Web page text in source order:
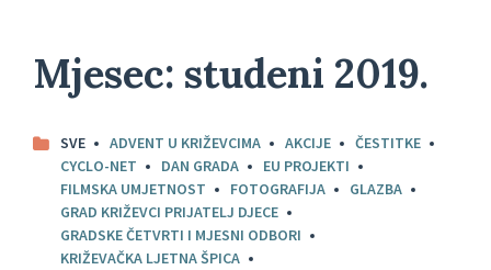
Mjesec: studeni 2019.
SVE ADVENT U KRIŽEVCIMA AKCIJE
ČESTITKE
CYCLO-NET
DAN GRADA
EU PROJEKTI
FILMSKA UMJETNOST
FOTOGRAFIJA
GLAZBA
GRAD KRIŽEVCI PRIJATELJ DJECE
GRADSKE ČETVRTI I MJESNI ODBORI
KRIŽEVAČKA LJETNA ŠPICA